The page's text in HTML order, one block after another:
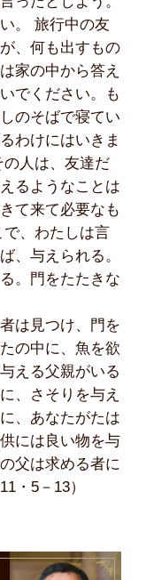
。 旅行中の友
、何も出すもの
家の中から答え
でください。も
のそばで寝てい
わけにはいきま
人は、友達だ
るようなことは
て来て必要なも
、わたしは言
、与えられる。
。門をたたきな
は見つけ、門を
の中に、魚を欲
える父親がいる
、さそりを与え
、あなたがたは
には良い物を与
父は求める者に
・5－13）